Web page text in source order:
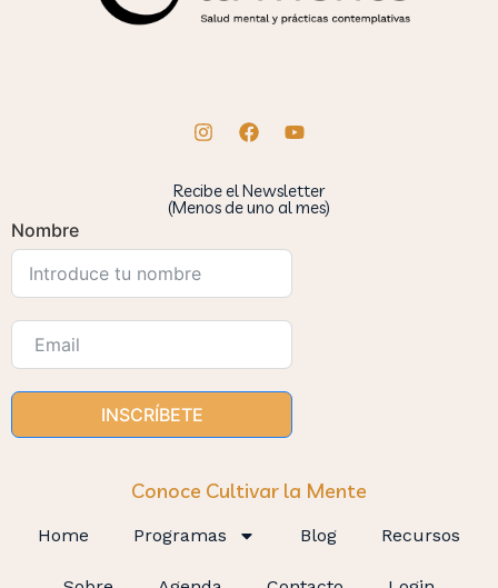
Recibe el Newsletter
(Menos de uno al mes)
Nombre
INSCRÍBETE
Conoce Cultivar la Mente
Home Programas Blog Recursos